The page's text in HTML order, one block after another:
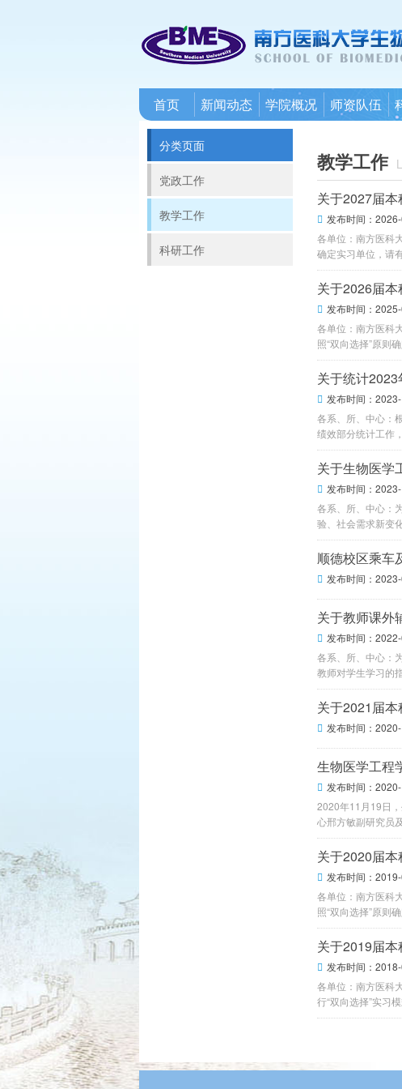
首页 新闻动态 学院概况 师资队伍
分类页面
党政工作
教学工作
科研工作
教学工作
关于2027届
 发布时间：
各单位：南方医科
确定实习单位，请
关于2026届
 发布时间：
各单位：南方医科
照“双向选择”原则
关于统计
 发布时间：
各系、所、中心：
绩效部分统计工作
关于生物医学
 发布时间：
各系、所、中心：
验、社会需求新变
顺德校区乘车
 发布时间：
关于教师课外
 发布时间：
各系、所、中心：
教师对学生学习的
关于2021届
 发布时间：
生物医学工程
 发布时间：
2020年11月19日
心邢方敏副研究员
关于2020届
 发布时间：
各单位：南方医科
照“双向选择”原则
关于2019届
 发布时间：
各单位：南方医科
行“双向选择”实习